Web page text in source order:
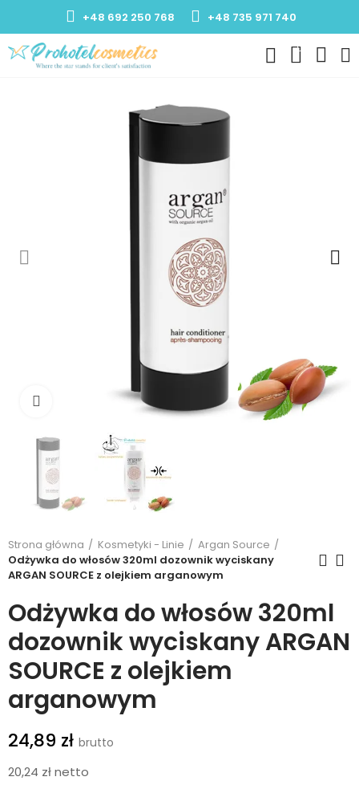
+48 692 250 768 +48 735 971 740
0
Kliknij, aby powiększyć
Strona główna Kosmetyki - Linie
Argan Source
Odżywka do włosów 320ml dozownik wyciskany
ARGAN SOURCE z olejkiem arganowym
Odżywka do włosów 320ml
dozownik wyciskany ARGAN
SOURCE z olejkiem
arganowym
24,89 zł
20,24 zł netto